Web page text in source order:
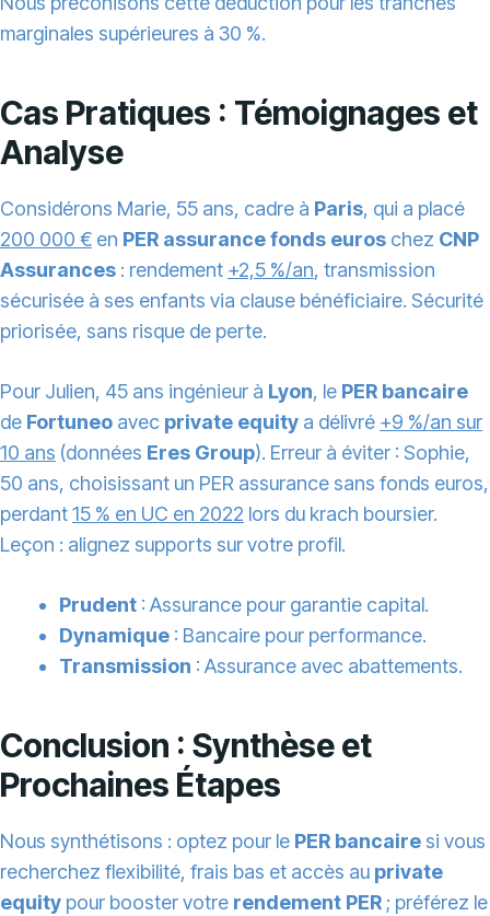
marginales supérieures à 30 %.
Cas Pratiques : Témoignages et
Analyse
Considérons Marie, 55 ans, cadre à Paris, qui a placé
200 000 € en PER assurance fonds euros chez CNP
Assurances : rendement +2,5 %/an, transmission
sécurisée à ses enfants via clause bénéficiaire. Sécurité
priorisée, sans risque de perte.
Pour Julien, 45 ans ingénieur à Lyon, le PER bancaire
de Fortuneo avec private equity a délivré +9 %/an sur
10 ans (données Eres Group). Erreur à éviter : Sophie,
50 ans, choisissant un PER assurance sans fonds euros,
perdant15 % en UC en 2022 lors du krach boursier.
Leçon : alignez supports sur votre profil.
Prudent : Assurance pour garantie capital.
Dynamique : Bancaire pour performance.
Transmission : Assurance avec abattements.
Conclusion : Synthèse et
Prochaines Étapes
Nous synthétisons : optez pour le PER bancaire si vous
recherchez flexibilité, frais bas et accès au private
equity pour booster votre rendement PER ; préférez le